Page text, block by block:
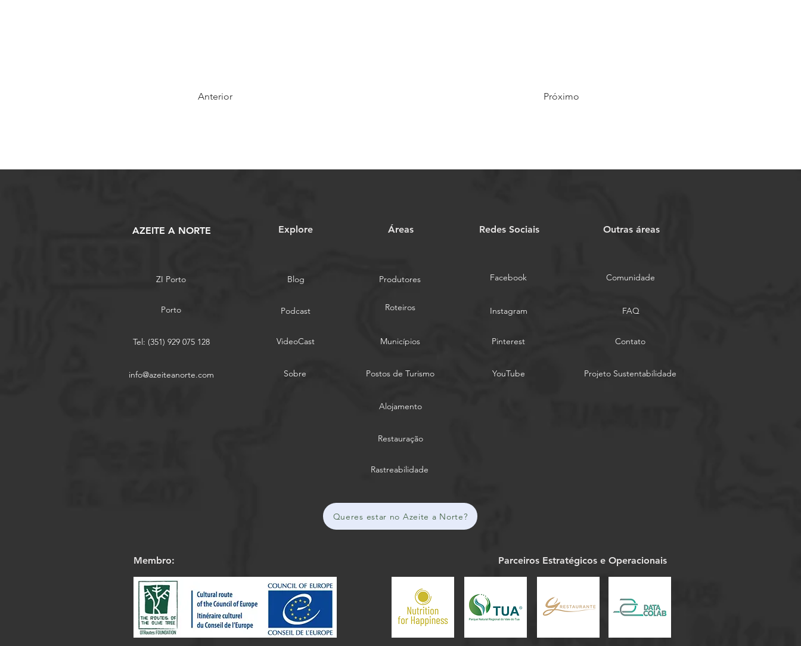
Anterior Próximo
AZEITE A NORTE Explore Áreas Redes Sociais Outras áreas
ZI Porto Blog Produtores Facebook
Porto Podcast Roteiros Instagram
Tel: (351) 929 075 128 VideoCast Municípios Pinterest
info@azeiteanorte.com Sobre Postos de Turismo YouTube
Comunidade
FAQ
Contato
Projeto Sustentabilidade
Alojamento
Restauração
Rastreabilidade
Queres estar no Azeite a Norte?
Membro: Parceiros Estratégicos e Operacionais